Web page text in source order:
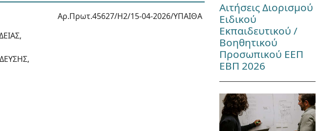
Αρ.Πρωτ.45627/Η2/15-04-2026/ΥΠΑΙΘΑ
Αιτήσεις Διορισμού
Ειδικού
Εκπαιδευτικού /
Βοηθητικού
Προσωπικού ΕΕΠ
ΕΒΠ 2026